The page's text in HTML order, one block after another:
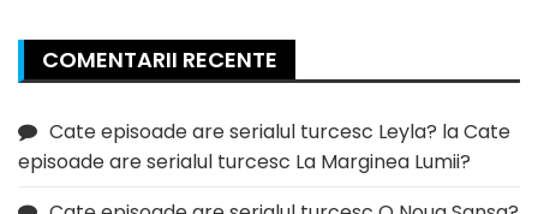
COMENTARII RECENTE
Cate episoade are serialul turcesc Leyla? laCate
episoade are serialul turcesc La Marginea Lumii?